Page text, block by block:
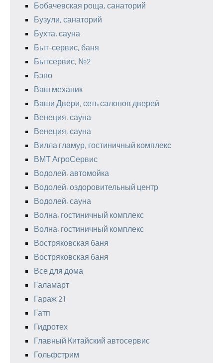
Бобачевская роща, санаторий
Бузули, санаторий
Бухта, сауна
Быт-сервис, баня
Бытсервис, №2
Бэно
Ваш механик
Ваши Двери, сеть салонов дверей
Венеция, сауна
Венеция, сауна
Вилла гламур, гостиничный комплекс
ВМТ АгроСервис
Водолей, автомойка
Водолей, оздоровительный центр
Водолей, сауна
Волна, гостиничный комплекс
Волна, гостиничный комплекс
Востряковская баня
Востряковская баня
Все для дома
Галамарт
Гараж 21
Гатп
Гидротех
Главный Китайский автосервис
Гольфстрим